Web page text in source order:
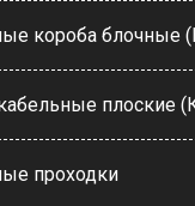
короба блочные
плоские
проходки